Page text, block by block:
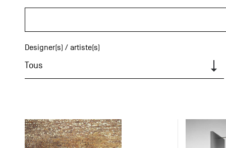
Designer(s) / artiste(s)
Tous